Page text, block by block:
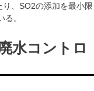
、SO2の添加を最小限
。
水コントロ